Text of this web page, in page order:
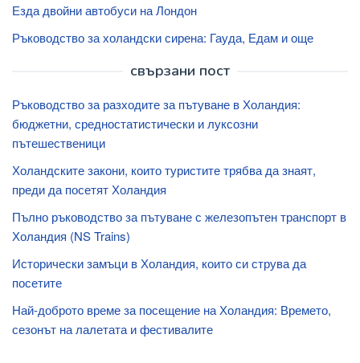
Езда двойни автобуси на Лондон
Ръководство за холандски сирена: Гауда, Едам и още
свързани пост
Ръководство за разходите за пътуване в Холандия:
бюджетни, средностатистически и луксозни
пътешественици
Холандските закони, които туристите трябва да знаят,
преди да посетят Холандия
Пълно ръководство за пътуване с железопътен транспорт в
Холандия (NS Trains)
Исторически замъци в Холандия, които си струва да
посетите
Най-доброто време за посещение на Холандия: Времето,
сезонът на лалетата и фестивалите